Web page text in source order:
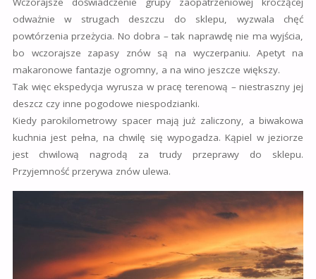
odważnie w strugach deszczu do sklepu, wyzwala chęć
powtórzenia przeżycia. No dobra – tak naprawdę nie ma wyjścia,
bo wczorajsze zapasy znów są na wyczerpaniu. Apetyt na
makaronowe fantazje ogromny, a na wino jeszcze większy.
Tak więc ekspedycja wyrusza w pracę terenową – niestraszny jej
deszcz czy inne pogodowe niespodzianki.
Kiedy parokilometrowy spacer mają już zaliczony, a biwakowa
kuchnia jest pełna, na chwilę się wypogadza. Kąpiel w jeziorze
jest chwilową nagrodą za trudy przeprawy do sklepu.
Przyjemność przerywa znów ulewa.